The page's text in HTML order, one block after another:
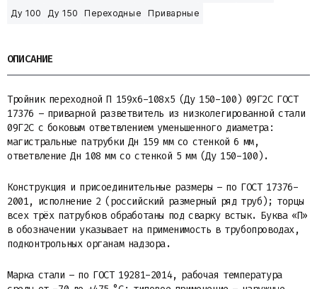
Ду 100
Ду 150 Переходные Приварные
ОПИСАНИЕ
Тройник переходной П 159х6-108х5 (Ду 150-100) 09Г2С ГОСТ
17376 – приварной разветвитель из низколегированной стали
09Г2С с боковым ответвлением уменьшенного диаметра:
магистральные патрубки Дн 159 мм со стенкой 6 мм,
ответвление Дн 108 мм со стенкой 5 мм (Ду 150-100).
Конструкция и присоединительные размеры – по ГОСТ 17376-
2001, исполнение 2 (российский размерный ряд труб); торцы
всех трёх патрубков обработаны под сварку встык. Буква «П»
в обозначении указывает на применимость в трубопроводах,
подконтрольных органам надзора.
Марка стали – по ГОСТ 19281-2014, рабочая температура